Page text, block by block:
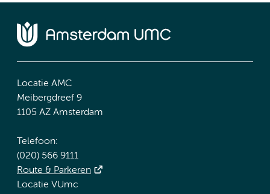
Locatie AMC
Meibergdreef 9
1105 AZ Amsterdam
Telefoon:
(020) 566 9111
Route & Parkeren
Locatie VUmc